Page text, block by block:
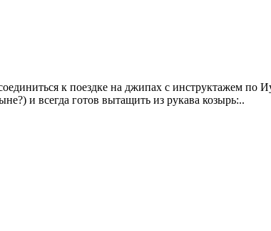
к поездке на джипах с инструктажем по
и всегда готов вытащить из рукава козырь:..